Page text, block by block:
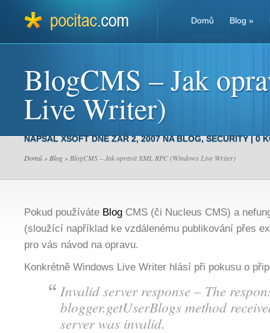
Domů Blog»
BlogCMS – Jak
Live Writer)
NAPSALXSOFTDNE ZÁŘ 2, 2007 NABLOG,SECURITY|0
Domů » Blog » BlogCMS – Jak opravit XML RPC (Windows Live Writer)
Pokud používáte Blog CMS (či Nucleus CMS) a
(sloužící například ke vzdálenému publikování přes
pro vás návod na opravu.
Konkrétně Windows Live Writer hlásí při pokusu o
Invalid server response – The
blogger.getUserBlogs method
server was invalid.